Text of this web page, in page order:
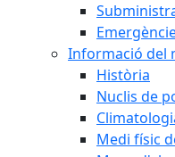
Informació del
Història
Nuclis de
Medi físic